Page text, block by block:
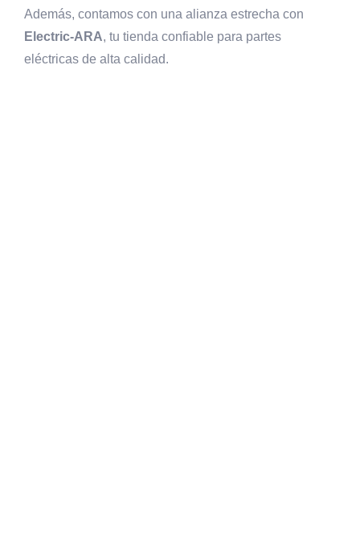
Además, contamos con una alianza estrecha con
Electric-ARA, tu tienda confiable para partes
eléctricas de alta calidad.